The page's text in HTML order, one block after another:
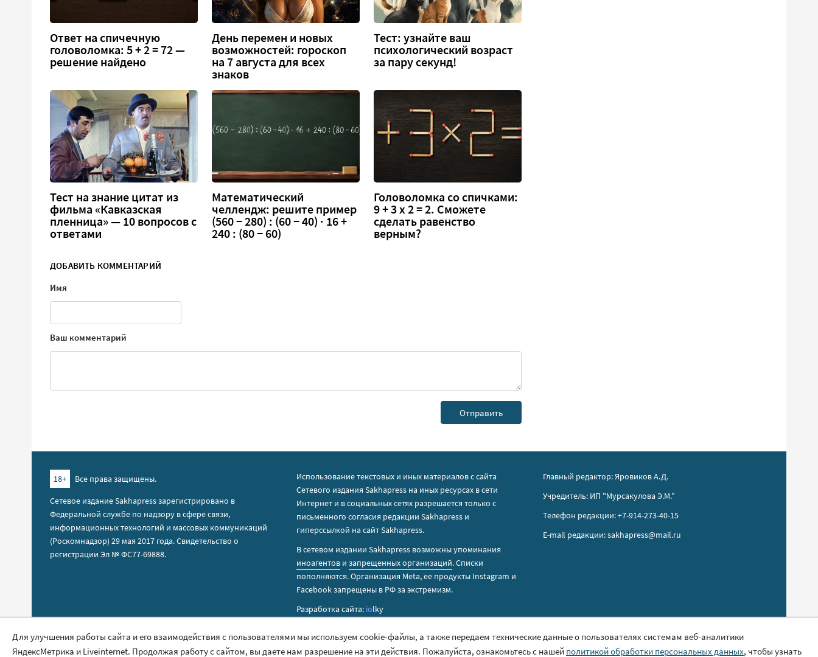
Ответ на спичечную
головоломка: 5 + 2 = 72 —
решение найдено
День перемен и новых
возможностей: гороскоп
на 7 августа для всех
знаков
Тест: узнайте ваш
психологический возраст
за пару секунд!
Тест на знание цитат из
фильма «Кавказская
пленница» — 10 вопросов с
ответами
Математический
челлендж: решите пример
(560 − 280) : (60 − 40) · 16 +
240 : (80 − 60)
Головоломка со спичками:
9 + 3 х 2 = 2. Сможете
сделать равенство
верным?
ДОБАВИТЬ КОММЕНТАРИЙ
Имя
Ваш комментарий
18+
Все права защищены.
Сетевое издание Sakhapress зарегистрировано в
Федеральной службе по надзору в сфере связи,
информационных технологий и массовых коммуникаций
(Роскомнадзор) 29 мая 2017 года. Свидетельство о
регистрации Эл № ФС77-69888.
Использование текстовых и иных материалов с сайта
Сетевого издания Sakhapress на иных ресурсах в сети
Интернет и в социальных сетях разрешается только с
письменного согласия редакции Sakhapress и
гиперссылкой на сайт Sakhapress.
В сетевом издании Sakhapress возможны упоминания
иноагентов изапрещенных организаций. Списки
пополняются. Организация Metа, ее продукты Instagram и
Facebook запрещены в РФ за экстремизм.
Разработка сайта: iolky
Главный редактор: Яровиков А.Д.
Учредитель: ИП "Мурсакулова Э.М."
Телефон редакции: +7-914-273-40-15
E-mail редакции: sakhapress@mail.ru
Правила сайта
Политика обработки персональных данных
Для улучшения работы сайта и его взаимодействия с пользователями мы используем cookie-файлы, а также передаем технические данные о пользователях системам веб-аналитики
ЯндексМетрика и Liveinternet. Продолжая работу с сайтом, вы даете нам разрешение на эти действия. Пожалуйста, ознакомьтесь с нашей политикой обработки персональных данных, чтобы узнать